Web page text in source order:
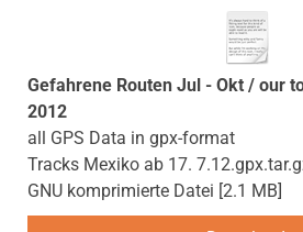
Gefahrene Routen Jul - Okt / our
2012
all GPS Data in gpx-format
Tracks Mexiko ab 17.
GNU komprimierte Datei 2.1 MB